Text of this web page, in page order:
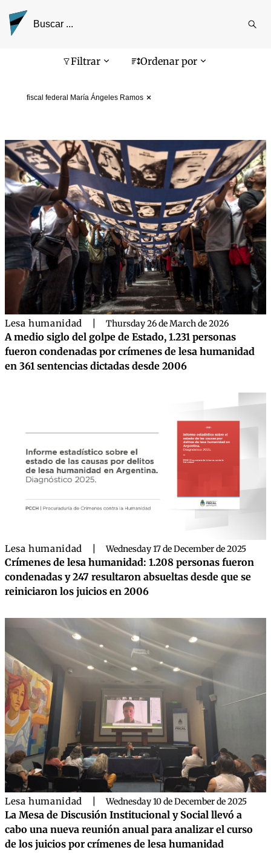
Filtrar Ordenar por
fiscal federal María Ángeles Ramos
Pantalla de búsqueda
Lesa humanidad Thursday 26 de March de 2026
A medio siglo del golpe de Estado, 1.231 personas
fueron condenadas por crímenes de lesa humanidad
en 361 sentencias dictadas desde 2006
Lesa humanidad Wednesday 17 de December de 2025
Crímenes de lesa humanidad: 1.208 personas fueron
condenadas y 247 resultaron absueltas desde que se
reiniciaron los juicios en 2006
Lesa humanidad Wednesday 10 de December de 2025
La Mesa de Discusión Institucional y Social llevó a
cabo una nueva reunión anual para analizar el curso
de los juicios por crímenes de lesa humanidad